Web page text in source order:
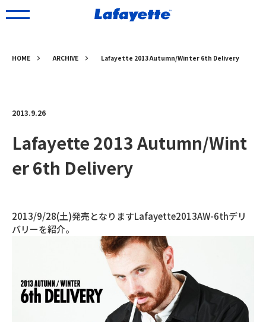
HOME ARCHIVE Lafayette 2013 Autumn/Winter 6th Delivery
2013.9.26
Lafayette 2013 Autumn/Wint
er 6th Delivery
2013/9/28(土)発売となりますLafayette2013AW-6thデリ
バリーを紹介。